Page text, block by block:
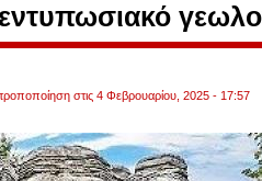
τροποποίηση στις 4 Φεβρουαρίου, 2025 - 17:57